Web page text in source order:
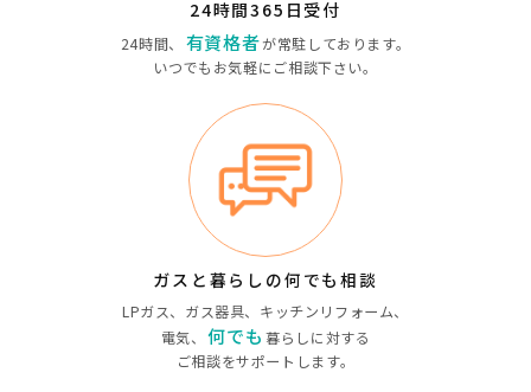
24時間365日受付
24時間、 有資格者が常駐しております。
いつでもお気軽にご相談下さい。
ガスと暮らしの何でも相談
LPガス、ガス器具、キッチンリフォーム、
電気、
何でも 暮らしに対する
ご相談をサポートします。